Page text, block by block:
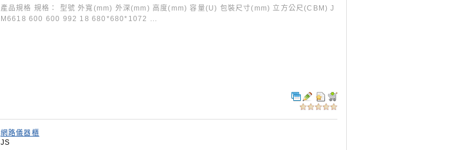
產品規格 規格： 型號 外寬(mm) 外深(mm) 高度(mm) 容量(U) 包裝尺寸(mm) 立方公尺(CBM) J
M6618 600 600 992 18 680*680*1072 ...
網路儀器櫃
JS